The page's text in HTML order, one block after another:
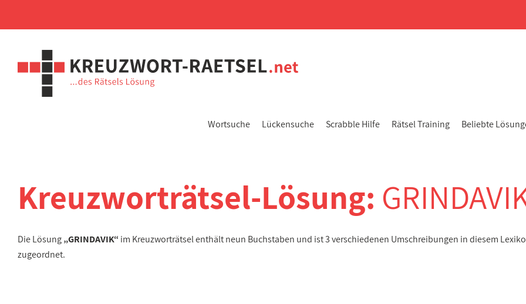
Wortsuche Lückensuche Scrabble Hilfe Rätsel Training Beliebte
Kreuzworträtsel-Lösung:
Die Lösung„GRINDAVIK“ im Kreuzworträtsel enthält neun Buchstaben und ist 3 verschiedenen Umschreibungen in diesem
zugeordnet.